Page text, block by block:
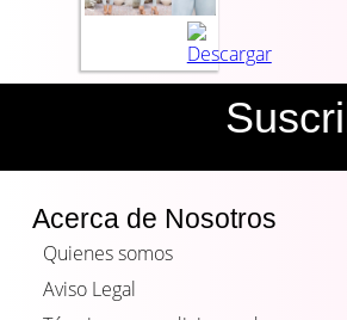
Acerca de Nosotros
Quienes somos
Aviso Legal